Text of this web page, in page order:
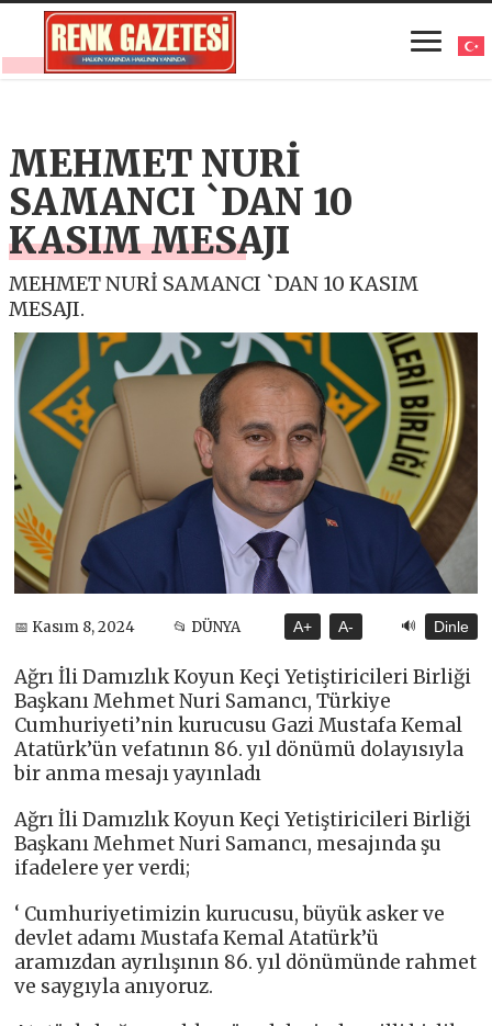
MEHMET NURİ
SAMANCI `DAN 10
KASIM MESAJI
MEHMET NURİ SAMANCI `DAN 10 KASIM
MESAJI.
📅 Kasım 8, 2024 📂 DÜNYA A+ A- 🔊 Dinle
Ağrı İli Damızlık Koyun Keçi Yetiştiricileri Birliği
Başkanı Mehmet Nuri Samancı, Türkiye
Cumhuriyeti’nin kurucusu Gazi Mustafa Kemal
Atatürk’ün vefatının 86. yıl dönümü dolayısıyla
bir anma mesajı yayınladı
Ağrı İli Damızlık Koyun Keçi Yetiştiricileri Birliği
Başkanı Mehmet Nuri Samancı, mesajında şu
ifadelere yer verdi;
‘ Cumhuriyetimizin kurucusu, büyük asker ve
devlet adamı Mustafa Kemal Atatürk’ü
aramızdan ayrılışının 86. yıl dönümünde rahmet
ve saygıyla anıyoruz.